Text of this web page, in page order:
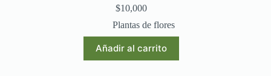
$10,000
Plantas de flores
Añadir al carrito